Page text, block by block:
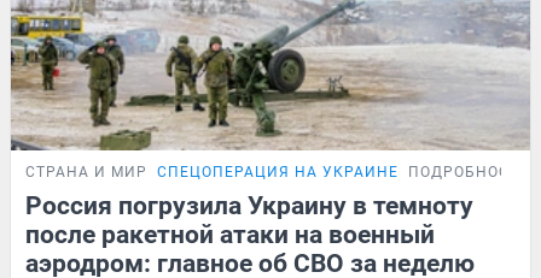
СТРАНА И МИР СПЕЦОПЕРАЦИЯ НА УКРАИНЕ ПОДРОБНОСТИ
Россия погрузила Украину в темноту
после ракетной атаки на военный
аэродром: главное об СВО за неделю